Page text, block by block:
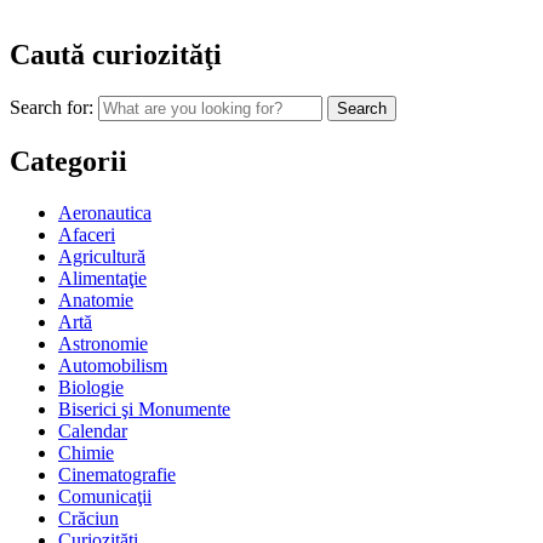
Caută curiozităţi
Search for:
Categorii
Aeronautica
Afaceri
Agricultură
Alimentaţie
Anatomie
Artă
Astronomie
Automobilism
Biologie
Biserici şi Monumente
Calendar
Chimie
Cinematografie
Comunicaţii
Crăciun